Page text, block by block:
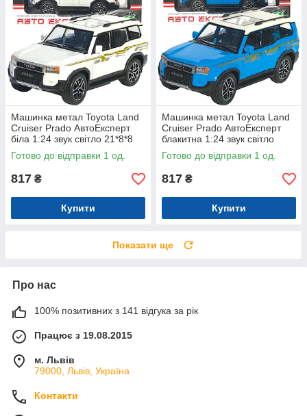
Машинка метал Toyota Land
Cruiser Prado АвтоЕксперт
біла 1:24 звук світло 21*8*8
см (G7605-44)
Готово до відправки 1 од.
817 ₴
Купити
Машинка метал Toyota Land
Cruiser Prado АвтоЕксперт
блакитна 1:24 звук світло
21*8*8 см (G7605-44)
Готово до відправки 1 од.
817 ₴
Купити
Показати ще
Про нас
100% позитивних з 141 відгука за рік
Працює з 19.08.2015
м. Львів
79000, Львів, Україна
Контакти